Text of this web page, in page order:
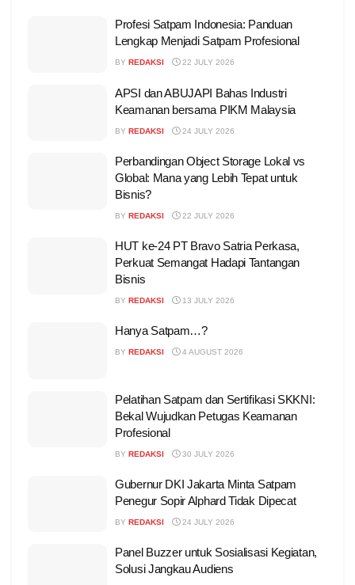
Profesi Satpam Indonesia: Panduan
Lengkap Menjadi Satpam Profesional
BY REDAKSI 22 JULY 2026
APSI dan ABUJAPI Bahas Industri
Keamanan bersama PIKM Malaysia
BY REDAKSI 24 JULY 2026
Perbandingan Object Storage Lokal vs
Global: Mana yang Lebih Tepat untuk
Bisnis?
BY REDAKSI 22 JULY 2026
HUT ke-24 PT Bravo Satria Perkasa,
Perkuat Semangat Hadapi Tantangan
Bisnis
BY REDAKSI 13 JULY 2026
Hanya Satpam…?
BY REDAKSI 4 AUGUST 2026
Pelatihan Satpam dan Sertifikasi SKKNI:
Bekal Wujudkan Petugas Keamanan
Profesional
BY REDAKSI 30 JULY 2026
Gubernur DKI Jakarta Minta Satpam
Penegur Sopir Alphard Tidak Dipecat
BY REDAKSI 24 JULY 2026
Panel Buzzer untuk Sosialisasi Kegiatan,
Solusi Jangkau Audiens